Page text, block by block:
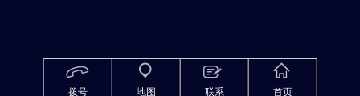
拨号 地图 联系 首页